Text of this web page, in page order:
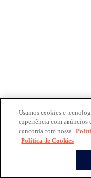
Usamos cookies e
experiência com anúncios
concorda com nossa
Política de Cookies